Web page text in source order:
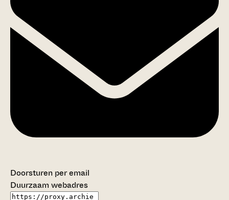
Doorsturen per email
Duurzaam webadres